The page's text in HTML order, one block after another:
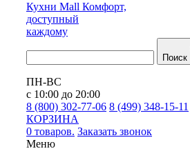
Кухни Mall Комфорт,
доступный
каждому
Поиск
ПН-ВС
с 10:00 до 20:00
8 (800) 302-77-06 8 (499) 348-15-11
КОРЗИНА
0 товаров. Заказать звонок
Меню